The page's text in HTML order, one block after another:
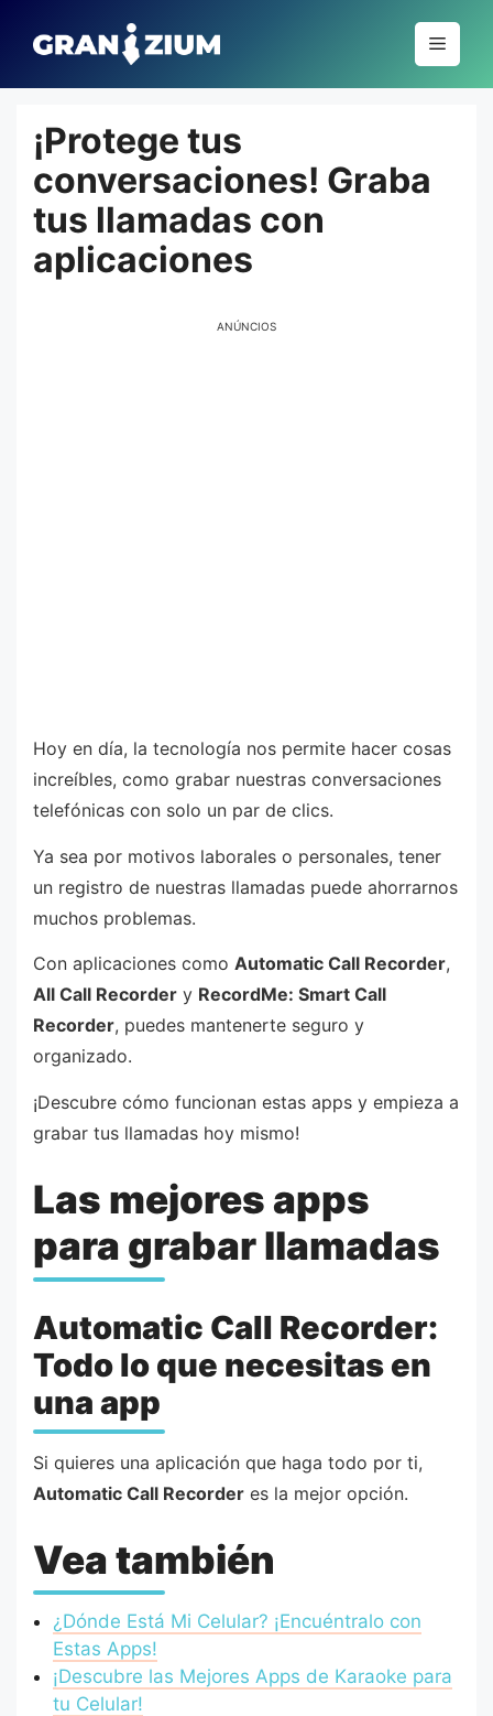
para
conteúdo
Menu
¡Protege tus
conversaciones! Graba
tus llamadas con
aplicaciones
ANÚNCIOS
Hoy en día, la tecnología nos permite hacer cosas
increíbles, como grabar nuestras conversaciones
telefónicas con solo un par de clics.
Ya sea por motivos laborales o personales, tener
un registro de nuestras llamadas puede ahorrarnos
muchos problemas.
Con aplicaciones como Automatic Call Recorder,
All Call Recorder y RecordMe: Smart Call
Recorder, puedes mantenerte seguro y
organizado.
¡Descubre cómo funcionan estas apps y empieza a
grabar tus llamadas hoy mismo!
Las mejores apps
para grabar llamadas
Automatic Call Recorder:
Todo lo que necesitas en
una app
Si quieres una aplicación que haga todo por ti,
Automatic Call Recorder es la mejor opción.
Vea también
¿Dónde Está Mi Celular? ¡Encuéntralo con
Estas Apps!
¡Descubre las Mejores Apps de Karaoke para
tu Celular!